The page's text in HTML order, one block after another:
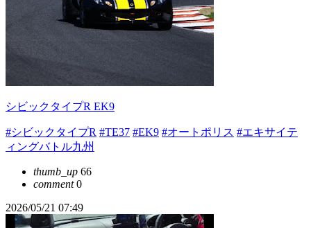
シビックタイプR EK9
#シビックタイプR #TE37 #EK9 #オートポリス #エキサイテ
ィングバトル九州
thumb_up 66
comment0
2026/05/21 07:49